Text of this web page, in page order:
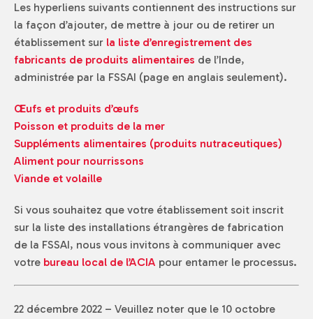
Les hyperliens suivants contiennent des instructions sur
la façon d’ajouter, de mettre à jour ou de retirer un
établissement sur la liste d’enregistrement des
fabricants de produits alimentaires de l’Inde,
administrée par la FSSAI (page en anglais seulement).
Œufs et produits d’œufs
Poisson et produits de la mer
Suppléments alimentaires (produits nutraceutiques)
Aliment pour nourrissons
Viande et volaille
Si vous souhaitez que votre établissement soit inscrit
sur la liste des installations étrangères de fabrication
de la FSSAI, nous vous invitons à communiquer avec
votre bureau local de l’ACIA pour entamer le processus.
22 décembre 2022 – Veuillez noter que le 10 octobre